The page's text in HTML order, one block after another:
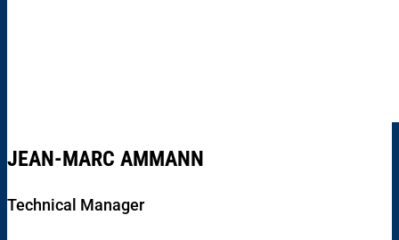
JEAN-MARC AMMANN
Technical Manager